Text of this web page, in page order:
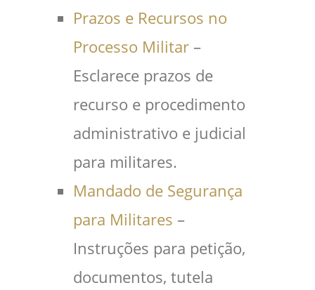
Prazos e Recursos no
Processo Militar –
Esclarece prazos de
recurso e procedimento
administrativo e judicial
para militares.
Mandado de Segurança
para Militares –
Instruções para petição,
documentos, tutela